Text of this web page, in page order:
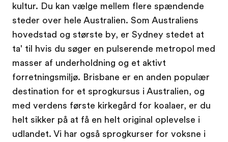
kultur. Du kan vælge mellem flere spændende
steder over hele Australien. Som Australiens
hovedstad og største by, er Sydney stedet at
ta' til hvis du søger en pulserende metropol med
masser af underholdning og et aktivt
forretningsmiljø. Brisbane er en anden populær
destination for et sprogkursus i Australien, og
med verdens første kirkegård for koalaer, er du
helt sikker på at få en helt original oplevelse i
udlandet. Vi har også sprogkurser for voksne i